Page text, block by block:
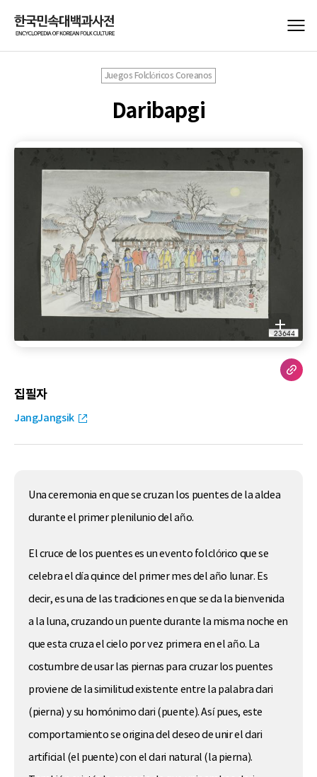
Juegos Folclóricos Coreanos
Daribapgi
집필자
JangJangsik
Una ceremonia en que se cruzan los puentes de la aldea
durante el primer plenilunio del año.
El cruce de los puentes es un evento folclórico que se
celebra el día quince del primer mes del año lunar. Es
decir, es una de las tradiciones en que se da la bienvenida
a la luna, cruzando un puente durante la misma noche en
que esta cruza el cielo por vez primera en el año. La
costumbre de usar las piernas para cruzar los puentes
proviene de la similitud existente entre la palabra dari
(pierna) y su homónimo dari (puente). Así pues, este
comportamiento se origina del deseo de unir el dari
artificial (el puente) con el dari natural (la pierna).